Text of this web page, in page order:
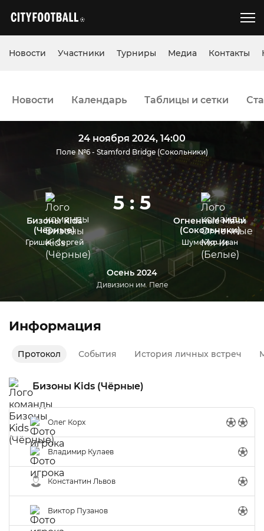
Новости Участники Турниры Медиа Контакты
Новости Календарь Таблицы и сетки
24 ноября 2024, 14:00
Поле №6 - Stamford Bridge (Сокольники)
Бизоны Kids
(Чёрные)
Гришин Сергей
5 : 5
Огненные Мячи
(Сокольники)
Шумейко Иван
Осень 2024
Дивизион им. Пеле
Информация
Протокол События История личных встреч
Бизоны Kids (Чёрные)
Олег Корх
Владимир Кулаев
Константин Львов
Виктор Пузанов